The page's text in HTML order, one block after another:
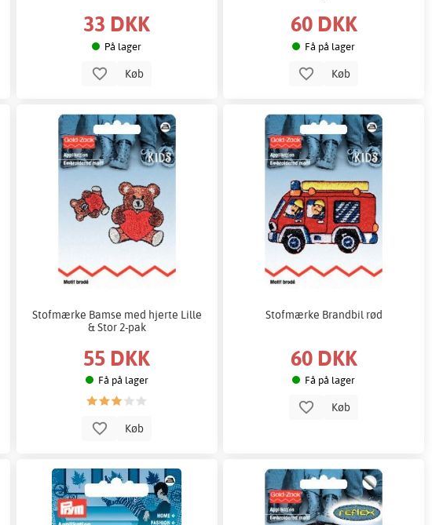
33 DKK
På lager
Køb
60 DKK
Få på lager
Køb
Stofmærke Bamse med hjerte Lille
& Stor 2-pak
55 DKK
Få på lager
Køb
Stofmærke Brandbil rød
60 DKK
Få på lager
Køb